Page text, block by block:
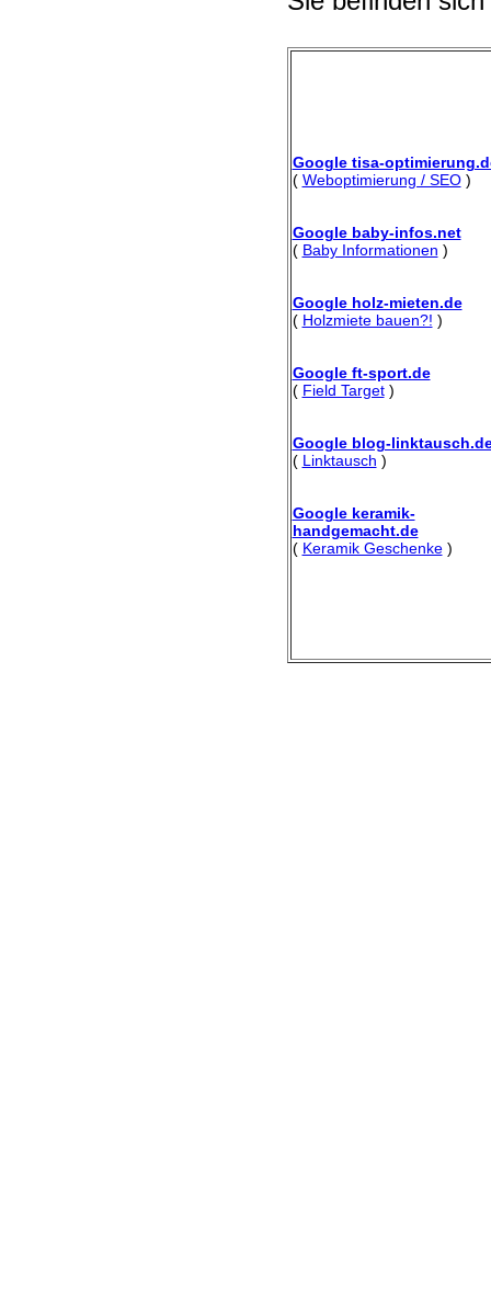
Google tisa-
( Weboptimierung / SEO)
Google baby-infos.net
( Baby Informationen )
Google holz-mieten.de
( Holzmiete bauen?! )
Google ft-sport.de
( Field Target)
Google blog-
( Linktausch )
Google keramik-
handgemacht.de
( Keramik Geschenke)